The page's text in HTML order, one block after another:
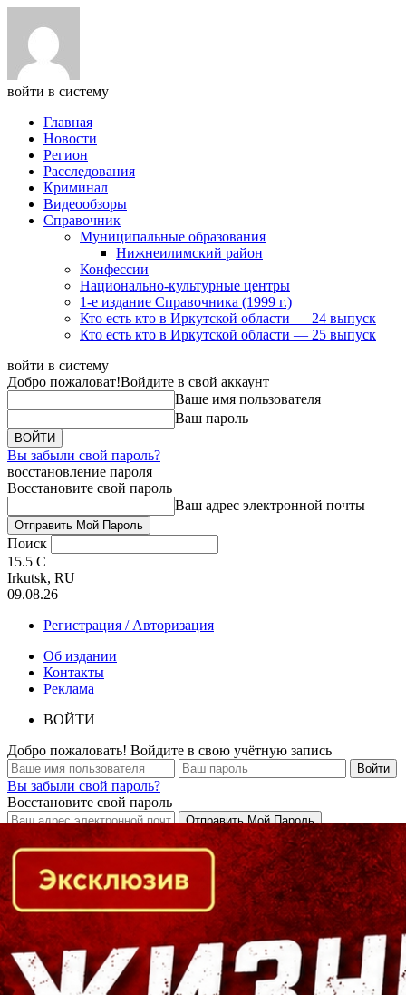
войти в систему
Главная
Новости
Регион
Расследования
Криминал
Видеообзоры
Справочник
Муниципальные образования
Нижнеилимский район
Конфессии
Национально-культурные центры
1-е издание Справочника (1999 г.)
Кто есть кто в Иркутской области — 24 выпуск
Кто есть кто в Иркутской области — 25 выпуск
войти в систему
Добро пожаловат!Войдите в свой аккаунт
Ваше имя пользователя
Ваш пароль
Вы забыли свой пароль?
восстановление пароля
Восстановите свой пароль
Ваш адрес электронной почты
Поиск
15.5 C
Irkutsk, RU
09.08.26
Регистрация / Авторизация
Об издании
Контакты
Реклама
ВОЙТИ
Добро пожаловать! Войдите в свою учётную запись
Вы забыли свой пароль?
Восстановите свой пароль
Кто есть кто в Байкальском регионе